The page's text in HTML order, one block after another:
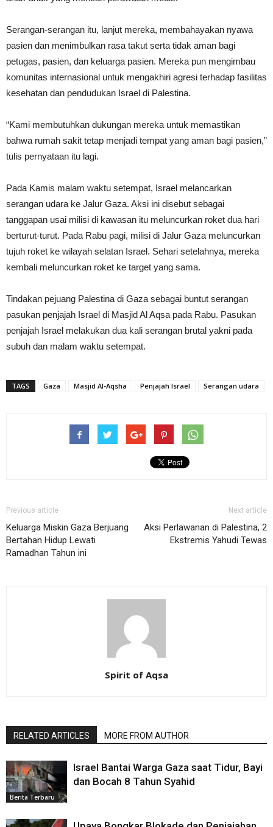
Serangan-serangan itu, lanjut mereka, membahayakan nyawa
pasien dan menimbulkan rasa takut serta tidak aman bagi
petugas, pasien, dan keluarga pasien. Mereka pun mengimbau
komunitas internasional untuk mengakhiri agresi terhadap fasilitas
kesehatan dan pendudukan Israel di Palestina.
“Kami membutuhkan dukungan mereka untuk memastikan
bahwa rumah sakit tetap menjadi tempat yang aman bagi pasien,”
tulis pernyataan itu lagi.
Pada Kamis malam waktu setempat, Israel melancarkan
serangan udara ke Jalur Gaza. Aksi ini disebut sebagai
tanggapan usai milisi di kawasan itu meluncurkan roket dua hari
berturut-turut. Pada Rabu pagi, milisi di Jalur Gaza meluncurkan
tujuh roket ke wilayah selatan Israel. Sehari setelahnya, mereka
kembali meluncurkan roket ke target yang sama.
Tindakan pejuang Palestina di Gaza sebagai buntut serangan
pasukan penjajah Israel di Masjid Al Aqsa pada Rabu. Pasukan
penjajah Israel melakukan dua kali serangan brutal yakni pada
subuh dan malam waktu setempat.
TAGS Gaza Masjid Al-Aqsha Penjajah Israel Serangan udara
Previous article
Keluarga Miskin Gaza Berjuang
Bertahan Hidup Lewati
Ramadhan Tahun ini
Next article
Aksi Perlawanan di Palestina, 2
Ekstremis Yahudi Tewas
Spirit of Aqsa
RELATED ARTICLES MORE FROM AUTHOR
Berita Terbaru
Israel Bantai Warga Gaza saat Tidur, Bayi
dan Bocah 8 Tahun Syahid